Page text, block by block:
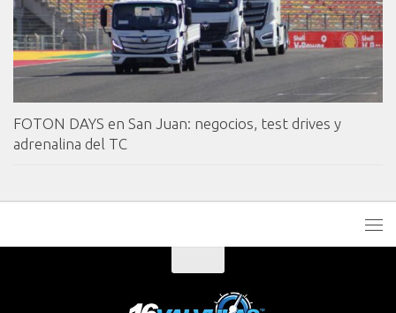
FOTON DAYS en San Juan: negocios, test drives y
adrenalina del TC